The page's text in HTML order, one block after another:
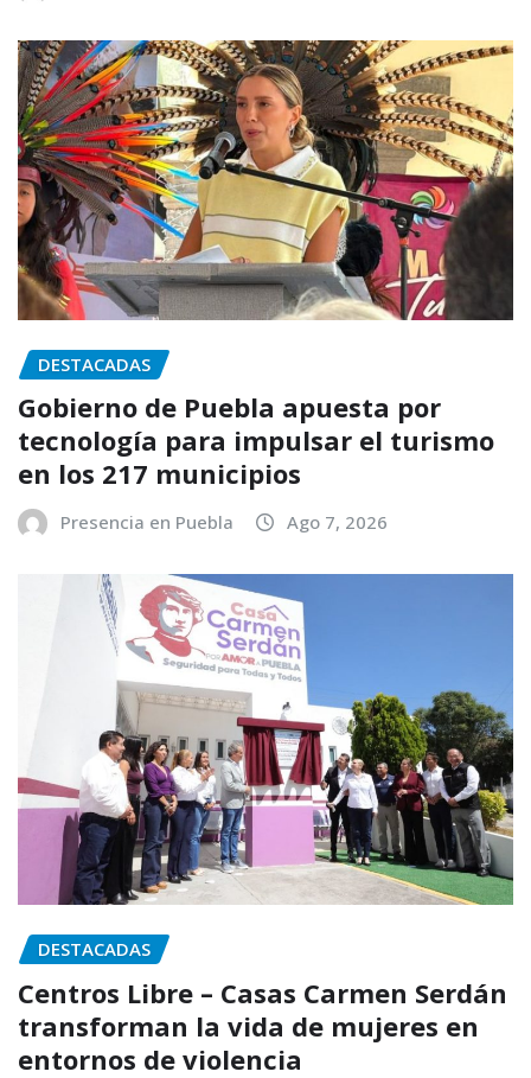
DESTACADAS
Gobierno de Puebla apuesta por
tecnología para impulsar el turismo
en los 217 municipios
Presencia en Puebla Ago 7, 2026
DESTACADAS
Centros Libre – Casas Carmen Serdán
transforman la vida de mujeres en
entornos de violencia